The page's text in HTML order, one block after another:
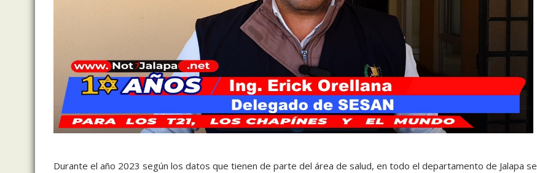
Durante el año 2023 según los datos que tienen de parte del área de salud, en todo el departamento de Jalapa se